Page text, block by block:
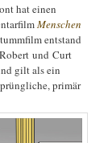
hat einen
Menschen
entstand
und Curt
gilt als ein
primär